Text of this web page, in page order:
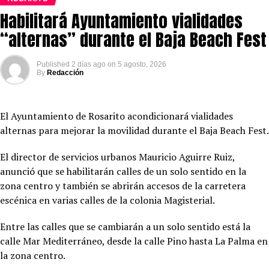
Habilitará Ayuntamiento vialidades
“alternas” durante el Baja Beach Fest
Published 2 días ago on 5 agosto, 2026
By Redacción
El Ayuntamiento de Rosarito acondicionará vialidades
alternas para mejorar la movilidad durante el Baja Beach Fest.
El director de servicios urbanos Mauricio Aguirre Ruiz,
anunció que se habilitarán calles de un solo sentido en la
zona centro y también se abrirán accesos de la carretera
escénica en varias calles de la colonia Magisterial.
Entre las calles que se cambiarán a un solo sentido está la
calle Mar Mediterráneo, desde la calle Pino hasta La Palma en
la zona centro.